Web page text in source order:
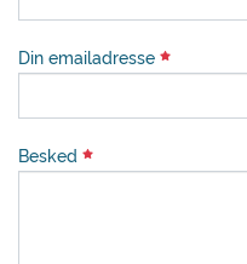
Din emailadresse
Besked